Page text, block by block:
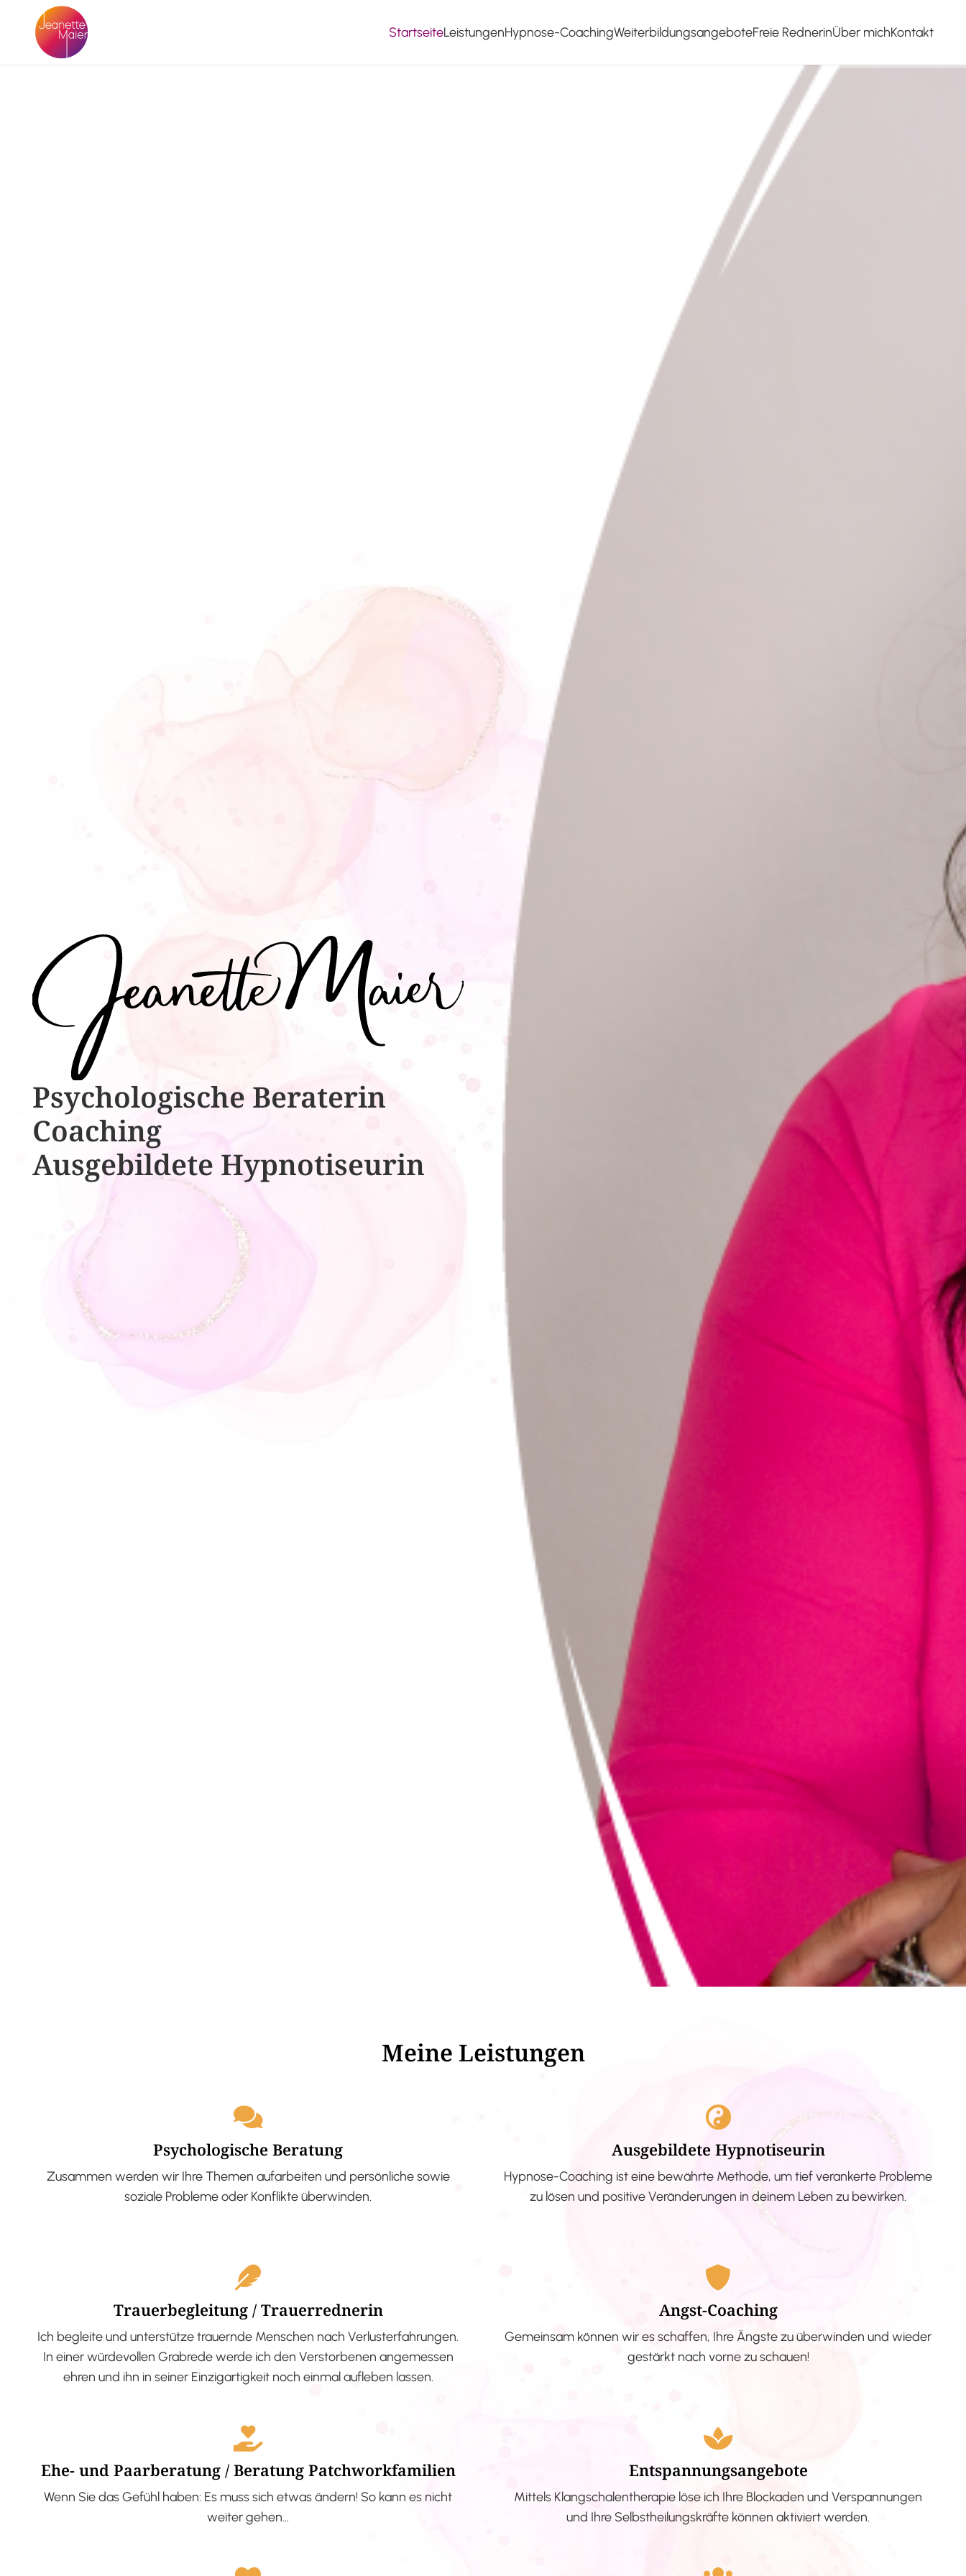
StartseiteLeistungenHypnose-CoachingWeiterbildungsangeboteFreie RednerinÜber michKontakt
Psychologische ​​Beraterin
Coaching
Ausgebildete​ ​Hypnotiseurin
Meine Leistungen
Psychologische Beratung
Zusammen werden wir Ihre Themen aufarbeiten und persönliche sowie
soziale Probleme oder Konflikte überwinden.
Ausgebildete Hypnotiseurin
Hypnose-Coaching ist eine bewährte Methode, um tief verankerte Probleme
zu lösen und positive Veränderungen in deinem Leben zu bewirken.
Trauerbegleitung / Trauerrednerin
Ich begleite und unterstütze trauernde Menschen nach Verlusterfahrungen.
In einer würdevollen Grabrede werde ich den Verstorbenen angemessen
ehren und ihn in seiner Einzigartigkeit noch einmal aufleben lassen.
Angst-Coaching
Gemeinsam können wir es schaffen, Ihre Ängste zu überwinden und wieder
gestärkt nach vorne zu schauen!
Ehe- und Paarberatung / Beratung Patchworkfamilien
Wenn Sie das Gefühl haben: Es muss sich etwas ändern! So kann es nicht
weiter gehen…
Entspannungsangebote
Mittels Klangschalentherapie löse ich Ihre Blockaden und Verspannungen
und Ihre Selbstheilungskräfte können aktiviert werden.